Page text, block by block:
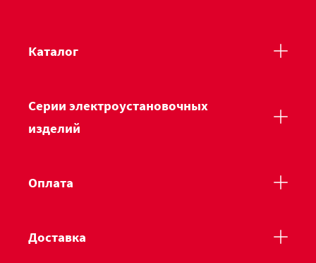
Каталог
Серии электроустановочных
изделий
Оплата
Доставка